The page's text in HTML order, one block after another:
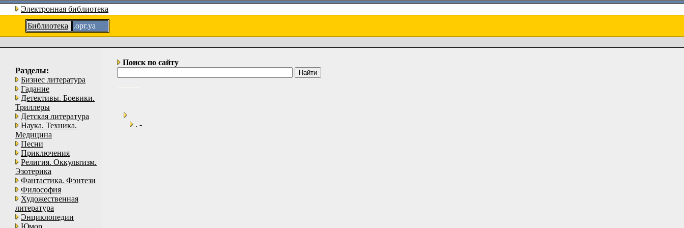
Электронная библиотека
Библиотека
.орг.уа
Разделы:
Бизнес литература
Гадание
Детективы. Боевики.
Триллеры
Детская литература
Наука. Техника.
Медицина
Песни
Приключения
Религия. Оккультизм.
Эзотерика
Фантастика. Фэнтези
Философия
Художественная
литература
Энциклопедии
Юмор
Поиск по сайту
. -